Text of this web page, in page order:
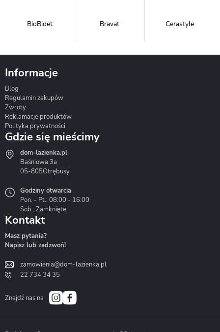
BioBidet Bravat Cerastyle
Hydrostop
Liveno
Bath&Spa
Informacje
Blog
Regulamin zakupów
Zwroty
Reklamacje produktów
Polityka prywatności
Gdzie się mieścimy
dom-lazienka.pl
Baśniowa 3a
05-805Otrębusy
Godziny otwarcia
Pon. - Pt.: 08:00 - 16:00
Sob.: Zamknięte
Kontakt
Masz pytania?
Napisz lub zadzwoń!
zamowienia@dom-lazienka.pl
22 734 34 35
Znajdź nas na